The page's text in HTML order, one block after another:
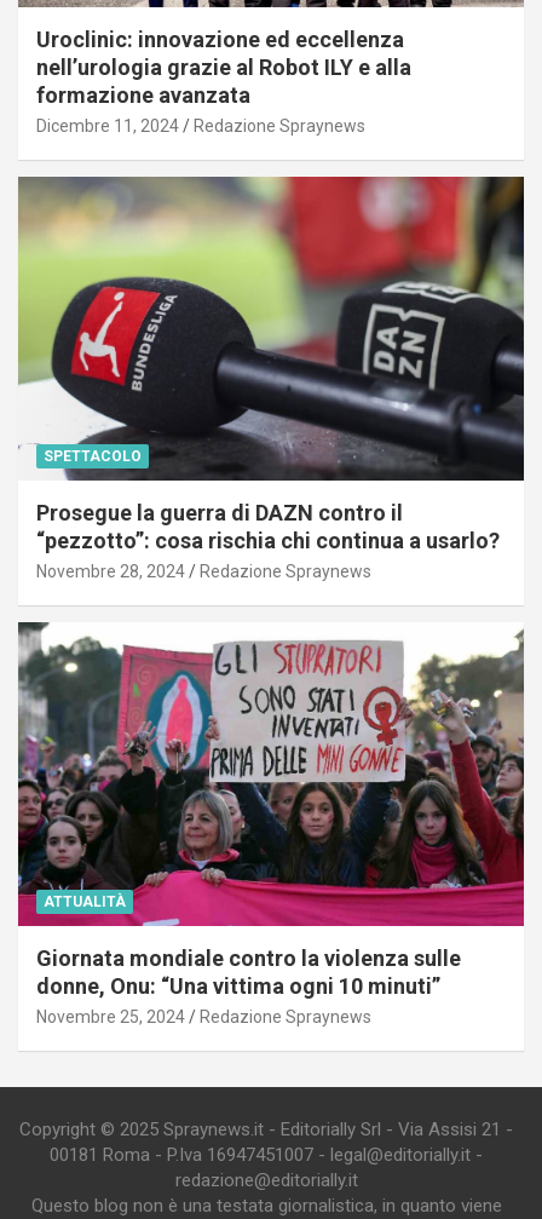
Uroclinic: innovazione ed eccellenza
nell’urologia grazie al Robot ILY e alla
formazione avanzata
Dicembre 11, 2024 Redazione Spraynews
SPETTACOLO
Prosegue la guerra di DAZN contro il
“pezzotto”: cosa rischia chi continua a usarlo?
Novembre 28, 2024 Redazione Spraynews
ATTUALITÀ
Giornata mondiale contro la violenza sulle
donne, Onu: “Una vittima ogni 10 minuti”
Novembre 25, 2024 Redazione Spraynews
Copyright © 2025 Spraynews.it - Editorially Srl - Via Assisi 21 -
00181 Roma - P.Iva 16947451007 - legal@editorially.it -
redazione@editorially.it
Questo blog non è una testata giornalistica, in quanto viene